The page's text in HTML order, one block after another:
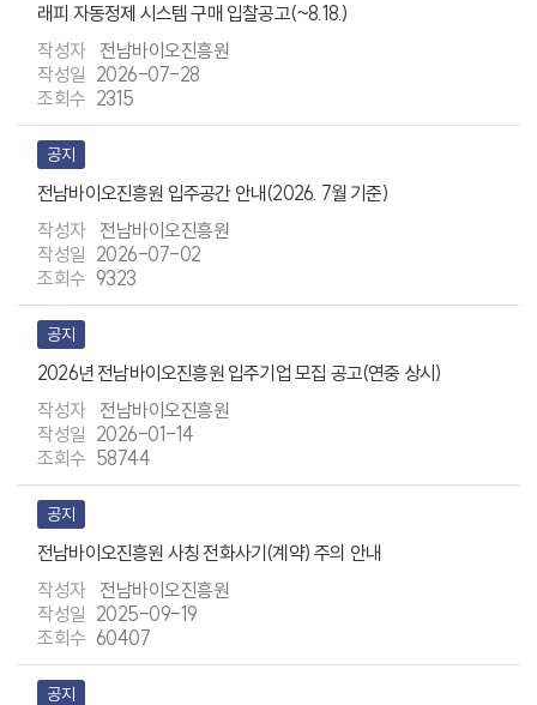
래피 자동정제 시스템 구매 입찰공고(~8.18.)
전남바이오진흥원
2026-07-28
2315
공지
전남바이오진흥원 입주공간 안내(2026. 7월 기준)
전남바이오진흥원
2026-07-02
9323
공지
2026년 전남바이오진흥원 입주기업 모집 공고(연중 상시)
전남바이오진흥원
2026-01-14
58744
공지
전남바이오진흥원 사칭 전화사기(계약) 주의 안내
전남바이오진흥원
2025-09-19
60407
공지